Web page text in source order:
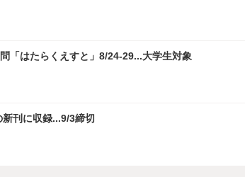
「はたらくえすと」8/24-29...大学生対象
刊に収録...9/3締切